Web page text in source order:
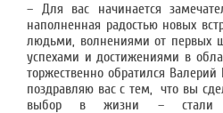
– Для вас начинается
наполненная радостью новых
людьми, волнениями от первых
успехами и достижениями в
торжественно обратился
поздравляю вас с тем, что вы
выбор в жизни – стали